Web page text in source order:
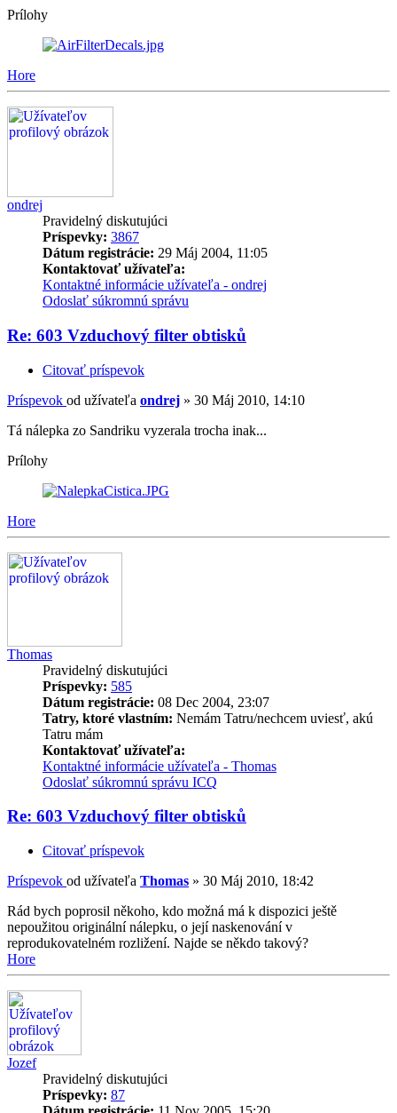
Prílohy
Hore
ondrej
Pravidelný diskutujúci
Príspevky: 3867
Dátum registrácie: 29 Máj 2004, 11:05
Kontaktovať užívateľa:
Kontaktné informácie užívateľa - ondrej
Odoslať súkromnú správu
Re: 603 Vzduchový filter obtisků
Citovať príspevok
Príspevok od užívateľa ondrej » 30 Máj 2010, 14:10
Tá nálepka zo Sandriku vyzerala trocha inak...
Prílohy
Hore
Thomas
Pravidelný diskutujúci
Príspevky: 585
Dátum registrácie: 08 Dec 2004, 23:07
Tatry, ktoré vlastním: Nemám Tatru/nechcem uviesť, akú
Tatru mám
Kontaktovať užívateľa:
Kontaktné informácie užívateľa - Thomas
Odoslať súkromnú správu ICQ
Re: 603 Vzduchový filter obtisků
Citovať príspevok
Príspevok od užívateľa Thomas » 30 Máj 2010, 18:42
Rád bych poprosil někoho, kdo možná má k dispozici ještě
nepoužitou originální nálepku, o její naskenování v
reprodukovatelném rozližení. Najde se někdo takový?
Hore
Jozef
Pravidelný diskutujúci
Príspevky: 87